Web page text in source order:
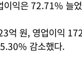
이익은 72.71% 늘
억 원, 영업이익
감소했다.